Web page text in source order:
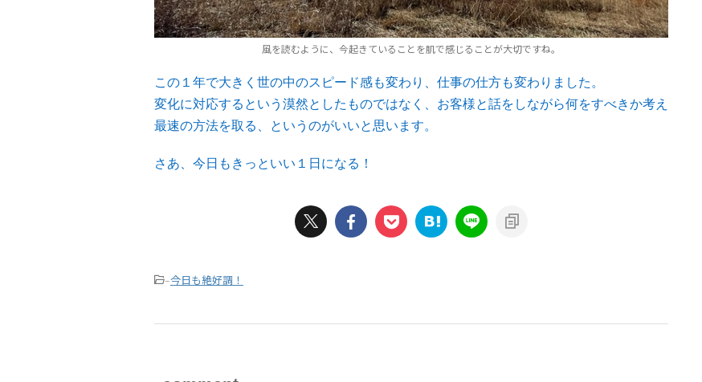
風を読むように、今起きていることを肌で感じることが大切ですね。
この１年で大きく世の中のスピード感も変わり、仕事の仕方も変わりました。
変化に対応するという漠然としたものではなく、お客様と話をしながら何をすべきか考え
最速の方法を取る、というのがいいと思います。
さあ、今日もきっといい１日になる！
-今日も絶好調！